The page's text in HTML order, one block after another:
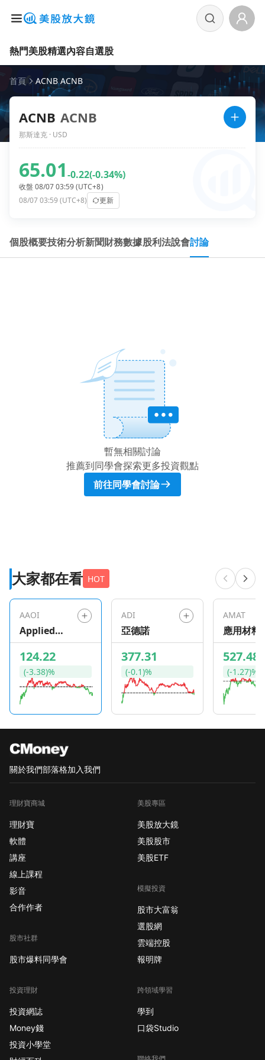
熱門美股精選內容自選股
首頁 ACNB ACNB
ACNB ACNB
那斯達克 · USD
65.01-0.22(-0.34%)
收盤 08/07 03:59 (UTC+8)
08/07 03:59 (UTC+8)
更新
個股概要技術分析新聞財務數據股利法說會討論
暫無相關討論
推薦到同學會探索更多投資觀點
前往同學會討論
大家都在看 HOT
AAOI
Applied
Optoelectro
nics
124.22
(-3.38)%
ADI
亞德諾
377.31
(-0.1)%
AMAT
應用材料
527.48
(-1.27)%
關於我們部落格加入我們
理財寶商城
理財寶
軟體
講座
線上課程
影音
合作作者
股市社群
股市爆料同學會
投資理財
投資網誌
Money錢
投資小學堂
美股專區
美股放大鏡
美股股市
美股ETF
模擬投資
股市大富翁
選股網
雲端控股
報明牌
跨領域學習
學到
口袋Studio